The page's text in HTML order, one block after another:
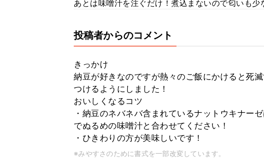
あとは味噌汁を注ぐだけ！煮込まないので匂いも少
投稿者からのコメント
きっかけ
納豆が好きなのですが熱々のご飯にかけると死
つけるようにしました！
おいしくなるコツ
・納豆のネバネバ含まれているナットウキナ
でぬるめの味噌汁と合わせてください！
・ひきわりの方が美味しいです！
※みやすさのために書式を一部改変しています。